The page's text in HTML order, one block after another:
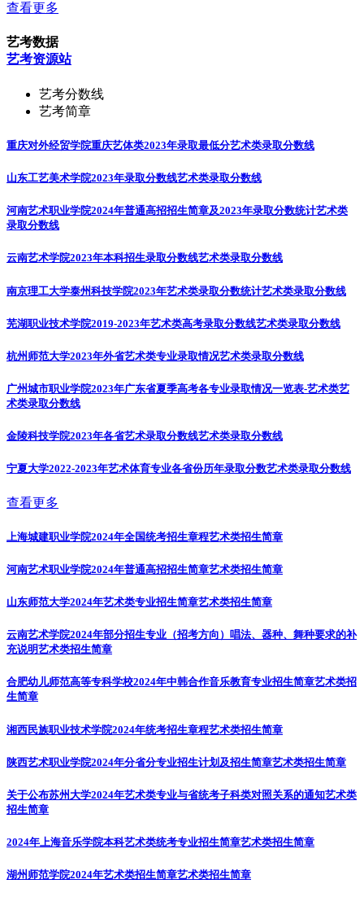
查看更多
艺考数据
艺考资源站
艺考分数线
艺考简章
重庆对外经贸学院重庆艺体类2023年录取最低分艺术类录取分数线
山东工艺美术学院2023年录取分数线艺术类录取分数线
河南艺术职业学院2024年普通高招招生简章及2023年录取分数统计艺术类
录取分数线
云南艺术学院2023年本科招生录取分数线艺术类录取分数线
南京理工大学泰州科技学院2023年艺术类录取分数统计艺术类录取分数线
芜湖职业技术学院2019-2023年艺术类高考录取分数线艺术类录取分数线
杭州师范大学2023年外省艺术类专业录取情况艺术类录取分数线
广州城市职业学院2023年广东省夏季高考各专业录取情况一览表-艺术类艺
术类录取分数线
金陵科技学院2023年各省艺术录取分数线艺术类录取分数线
宁夏大学2022-2023年艺术体育专业各省份历年录取分数艺术类录取分数线
查看更多
上海城建职业学院2024年全国统考招生章程艺术类招生简章
河南艺术职业学院2024年普通高招招生简章艺术类招生简章
山东师范大学2024年艺术类专业招生简章艺术类招生简章
云南艺术学院2024年部分招生专业（招考方向）唱法、器种、舞种要求的补
充说明艺术类招生简章
合肥幼儿师范高等专科学校2024年中韩合作音乐教育专业招生简章艺术类招
生简章
湘西民族职业技术学院2024年统考招生章程艺术类招生简章
陕西艺术职业学院2024年分省分专业招生计划及招生简章艺术类招生简章
关于公布苏州大学2024年艺术类专业与省统考子科类对照关系的通知艺术类
招生简章
2024年上海音乐学院本科艺术类统考专业招生简章艺术类招生简章
湖州师范学院2024年艺术类招生简章艺术类招生简章